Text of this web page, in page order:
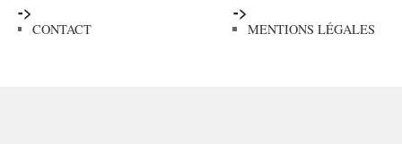
->
CONTACT
->
MENTIONS LÉGALES